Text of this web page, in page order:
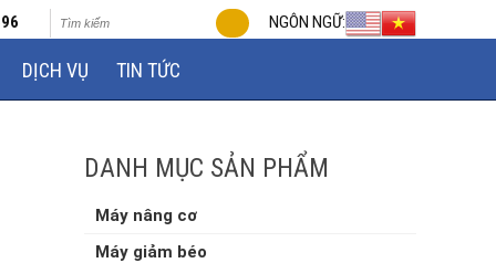
NGÔN NGỮ:
DỊCH VỤ TIN TỨC
DANH MỤC SẢN PHẨM
Máy nâng cơ
Máy giảm béo